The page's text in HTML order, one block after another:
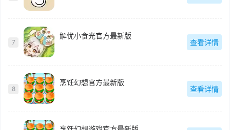
7
解忧小食光官方最新版
查看详情
8
烹饪幻想官方最新版
查看详情